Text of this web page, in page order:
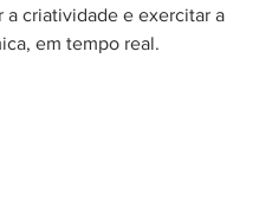
a criatividade e exercitar a
em tempo real.